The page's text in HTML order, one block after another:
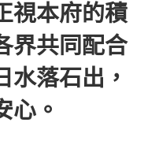
視本府的積
界共同配合
水落石出，
心。